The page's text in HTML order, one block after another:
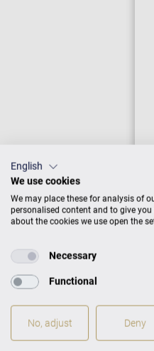
English
We use cookies
We may place these for analysis of
personalised content and to give
about the cookies we use open the
Necessary
Functional
No, adjust Deny